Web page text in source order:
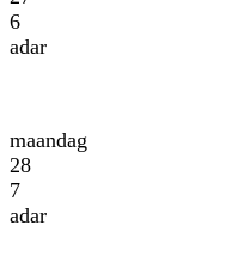
6
adar
maandag
28
7
adar